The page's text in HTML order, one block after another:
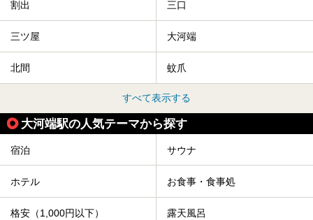
割出 三口
三ツ屋 大河端
北間 蚊爪
すべて表示する
大河端駅の人気テーマから探す
宿泊 サウナ
ホテル お食事・食事処
格安（1,000円以下） 露天風呂